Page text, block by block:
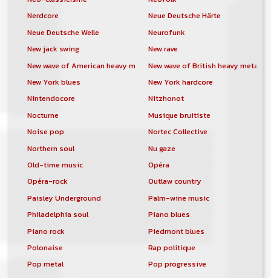
Nerdcore
Neue Deutsche Härte
Neue Deutsche Welle
Neurofunk
New jack swing
New rave
New wave of American heavy metalNew wave of British heavy metal
New York blues
New York hardcore
Nintendocore
Nitzhonot
Nocturne
Musique bruitiste
Noise pop
Nortec Collective
Northern soul
Nu gaze
Old-time music
Opéra
Opéra-rock
Outlaw country
Paisley Underground
Palm-wine music
Philadelphia soul
Piano blues
Piano rock
Piedmont blues
Polonaise
Rap politique
Pop metal
Pop progressive